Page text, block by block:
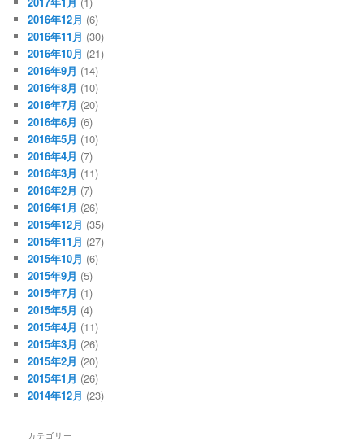
2016年12月 (6)
2016年11月 (30)
2016年10月 (21)
2016年9月 (14)
2016年8月 (10)
2016年7月 (20)
2016年6月 (6)
2016年5月 (10)
2016年4月 (7)
2016年3月 (11)
2016年2月 (7)
2016年1月 (26)
2015年12月 (35)
2015年11月 (27)
2015年10月 (6)
2015年9月 (5)
2015年7月 (1)
2015年5月 (4)
2015年4月 (11)
2015年3月 (26)
2015年2月 (20)
2015年1月 (26)
2014年12月 (23)
カテゴリー